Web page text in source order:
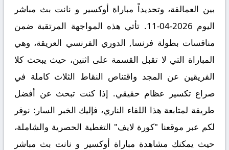
بين العمالقة، وتحديداً مباراة أوكسير و نانت بث مباشر
اليوم 2026-04-11. تأتي هذه المواجهة المرتقبة ضمن
منافسات بطولة فرنسا, الدوري الفرنسي العريقة، وهي
المباراة التي لا تقبل القسمة على اثنين، حيث يبحث كلا
الفريقين عن المجد واقتناص النقاط الثلاث كاملة في
صراع تكسير عظام حقيقي. إذا كنت تبحث عن أفضل
طريقة لمتابعة هذا اللقاء الناري، فإليك الخبر السار: نوفر
لكم عبر موقعنا "كورة لايف" التغطية الحصرية والشاملة،
حيث يمكنك مشاهدة مباراة أوكسير و نانت بث مباشر